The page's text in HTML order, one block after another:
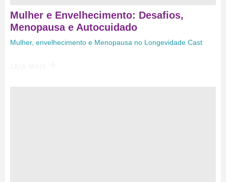
Mulher e Envelhecimento: Desafios,
Menopausa e Autocuidado
Mulher, envelhecimento e Menopausa no Longevidade Cast